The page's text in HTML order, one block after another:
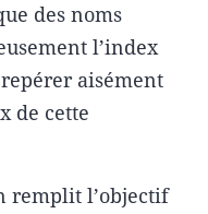
des noms
l’index
aisément
de cette
remplit l’objectif